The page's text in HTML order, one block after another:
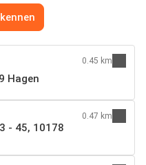
Hagen
0.45 km
- 45, 10178
0.47 km